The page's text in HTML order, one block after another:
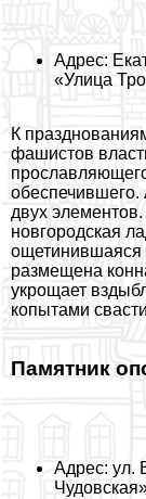
Адрес:
«Улица
К
фашистов
обеспечившего.
двух
новгородская
ощетинившаяся
размещена
укрощает
копытами
Памятник
Адрес: ул.